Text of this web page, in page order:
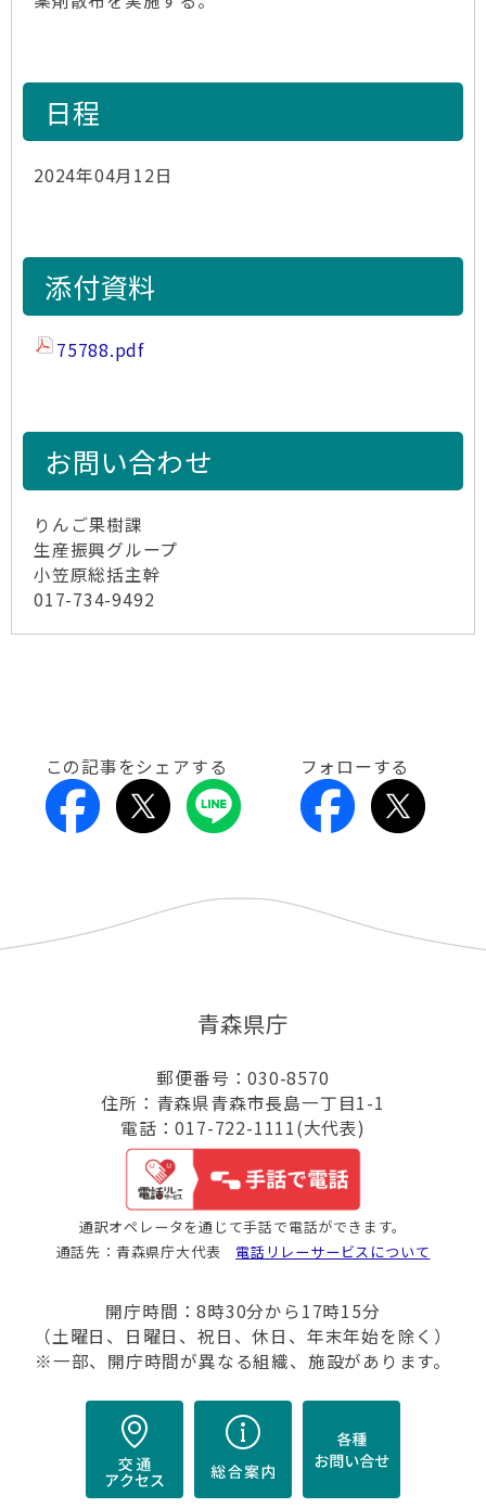
日程
2024年04月12日
添付資料
75788.pdf
お問い合わせ
りんご果樹課
生産振興グループ
小笠原総括主幹
017-734-9492
この記事をシェアする フォローする
青森県庁
郵便番号：030-8570
住所：青森県青森市長島一丁目1-1
電話：017-722-1111(大代表)
通訳オペレータを通じて手話で電話ができます。
通話先：青森県庁大代表 電話リレーサービスについて
開庁時間：8時30分から17時15分
（土曜日、日曜日、祝日、休日、年末年始を除く）
※一部、開庁時間が異なる組織、施設があります。